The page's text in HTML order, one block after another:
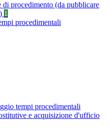
di procedimento (da pubblicare
1
procedimentali
tempi procedimentali
e acquisizione d'ufficio